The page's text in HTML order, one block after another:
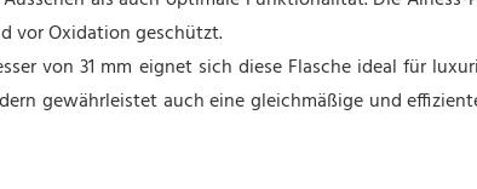
vor Oxidation geschützt.
von 31 mm eignet sich diese Flasche ideal für
gewährleistet auch eine gleichmäßige und